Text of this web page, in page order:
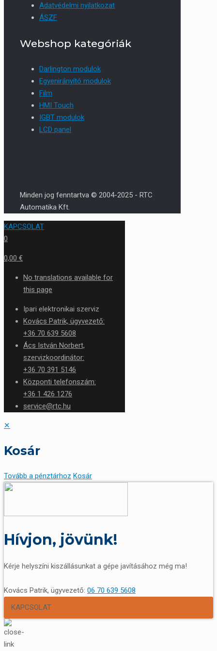
Adatvédelmi nyilatkozat
ÁSZF
Webshop kategóriák
Darlington modulok
Egyenirányító modulok
Film
HMI Touch
IGBT modulok
LCD panel
Minden jog fenntartva © 2004-2025 - RTC
Automatika Kft.
KAPCSOLAT
0
0,00 €
No translations available for
this page
Ipari elektronikai szerviz
Kovács Patrik, ügyvezető:
+36 70 639 5608
Ács István Norbert,
szervizkoordinátor:
+36 70 391 5146
Központi telefonszám:
+36 1 426 1276
service@rtc.hu
✕
Kosár
Tovább a pénztárhoz Kosár
Hívjon, jövünk!
Kérje helyszíni kiszállásunkat a gépe javításához még ma!
Kovács Patrik, ügyvezető: 06 70 639 5608
KAPCSOLAT